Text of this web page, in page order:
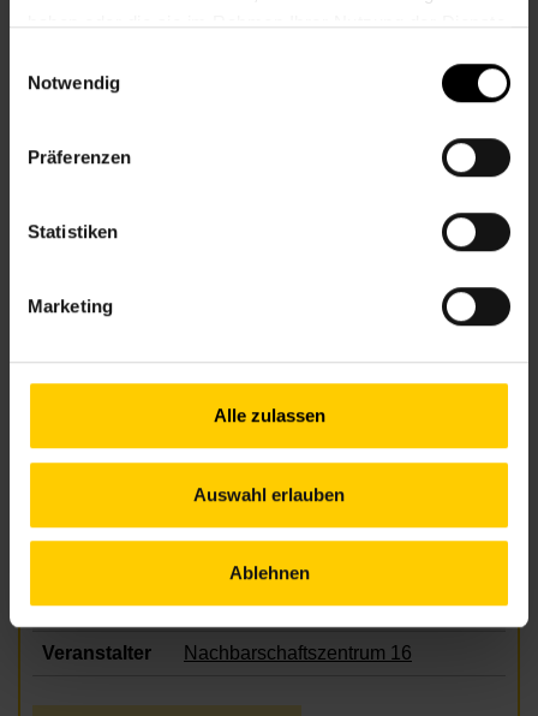
haben oder die sie im Rahmen Ihrer Nutzung der Dienste
Notwendig
Präferenzen
Statistiken
Marketing
Alle zulassen
Auswahl erlauben
Ablehnen
KREATIVE KINDER
Beginn Montag, 09.08.2027,17.30 - 19.00
Veranstalter Nachbarschaftszentrum 16